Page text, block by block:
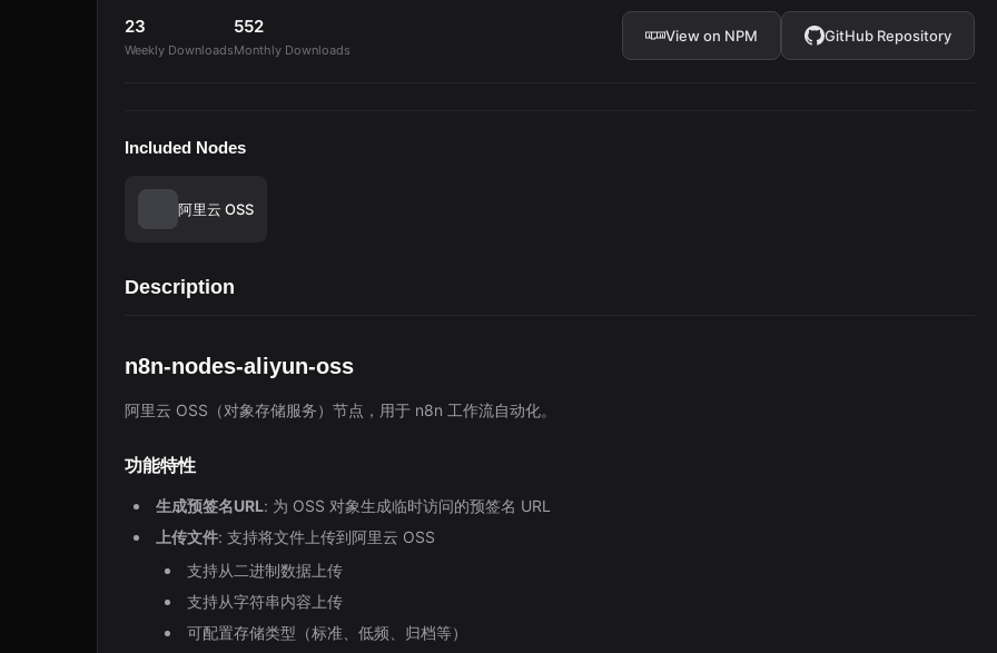
23
Weekly Downloads
552
Monthly Downloads
View on NPM GitHub Repository
Included Nodes
阿里云 OSS
Description
n8n-nodes-aliyun-oss
阿里云 OSS（对象存储服务）节点，用于 n8n 工作流自动化。
功能特性
生成预签名URL: 为 OSS 对象生成临时访问的预签名 URL
上传文件: 支持将文件上传到阿里云 OSS
支持从二进制数据上传
支持从字符串内容上传
可配置存储类型（标准、低频、归档等）